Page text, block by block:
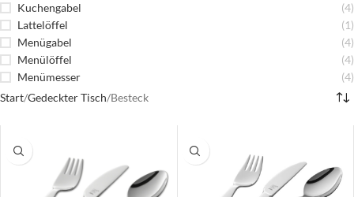
Kuchengabel
(4)
Lattelöffel
(1)
Menügabel
(4)
Menülöffel
(4)
Menümesser
(4)
Start Gedeckter Tisch Besteck